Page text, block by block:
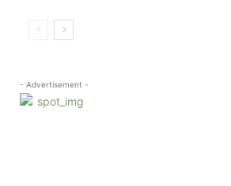
- Advertisement -